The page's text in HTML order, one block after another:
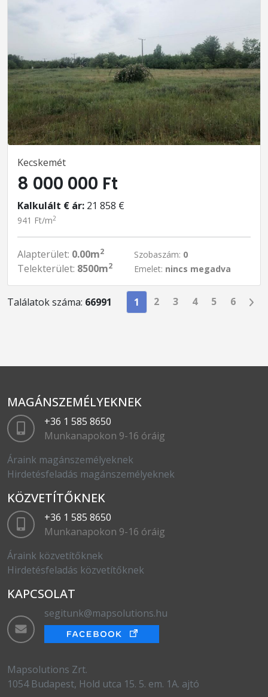
Kecskemét
8 000 000 Ft
Kalkulált € ár: 21 858 €
941 Ft/m2
Alapterület: 0.00m2
Telekterület: 8500m2
Szobaszám: 0
Emelet: nincs megadva
Találatok száma: 66991 1 2 3 4 5 6
MAGÁNSZEMÉLYEKNEK
+36 1 585 8650
Munkanapokon 9-16 óráig
Áraink magánszemélyeknek
Hirdetésfeladás magánszemélyeknek
KÖZVETÍTŐKNEK
+36 1 585 8650
Munkanapokon 9-16 óráig
Áraink közvetítőknek
Hirdetésfeladás közvetítőknek
KAPCSOLAT
segitunk@mapsolutions.hu
Mapsolutions Zrt.
1054 Budapest, Hold utca 15. 5. em. 1A. ajtó